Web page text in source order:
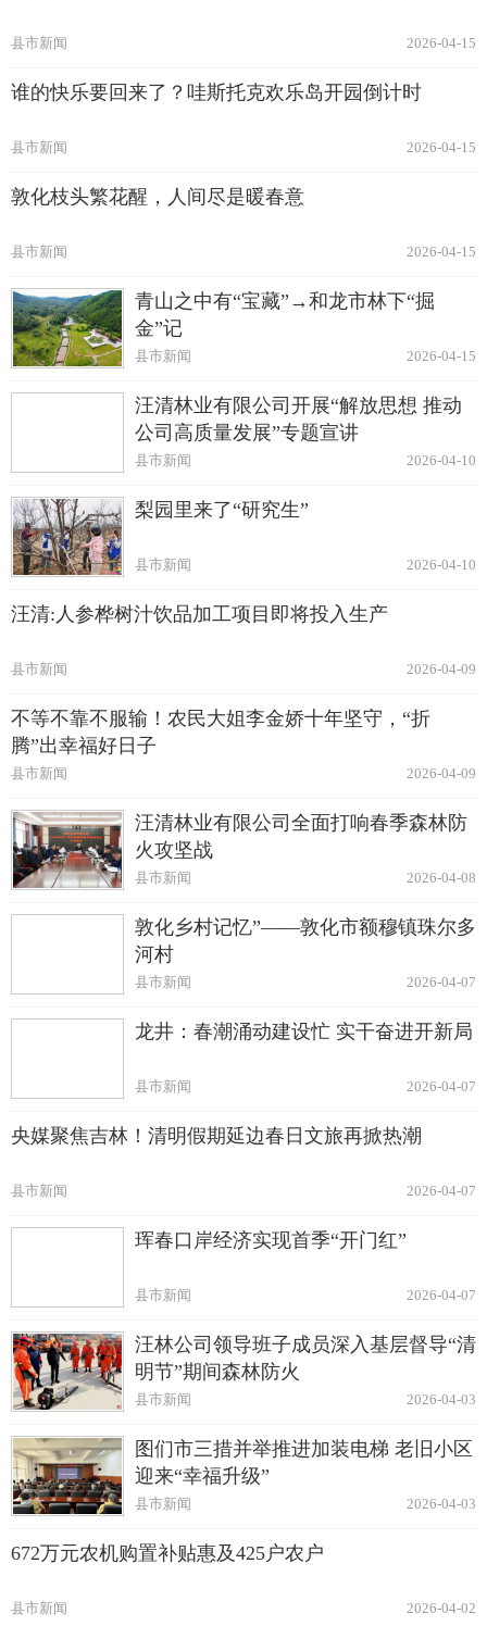
2026-04-15
县市新闻
谁的快乐要回来了？哇斯托克欢乐岛开园倒计时
2026-04-15
县市新闻
敦化枝头繁花醒，人间尽是暖春意
2026-04-15
县市新闻
青山之中有“宝藏”→和龙市林下“掘
金”记
2026-04-15
县市新闻
汪清林业有限公司开展“解放思想 推动
公司高质量发展”专题宣讲
2026-04-10
县市新闻
梨园里来了“研究生”
2026-04-10
县市新闻
汪清:人参桦树汁饮品加工项目即将投入生产
2026-04-09
县市新闻
不等不靠不服输！农民大姐李金娇十年坚守，“折
腾”出幸福好日子
2026-04-09
县市新闻
汪清林业有限公司全面打响春季森林防
火攻坚战
2026-04-08
县市新闻
敦化乡村记忆”——敦化市额穆镇珠尔多
河村
2026-04-07
县市新闻
龙井：春潮涌动建设忙 实干奋进开新局
2026-04-07
县市新闻
央媒聚焦吉林！清明假期延边春日文旅再掀热潮
2026-04-07
县市新闻
珲春口岸经济实现首季“开门红”
2026-04-07
县市新闻
汪林公司领导班子成员深入基层督导“清
明节”期间森林防火
2026-04-03
县市新闻
图们市三措并举推进加装电梯 老旧小区
迎来“幸福升级”
2026-04-03
县市新闻
672万元农机购置补贴惠及425户农户
2026-04-02
县市新闻